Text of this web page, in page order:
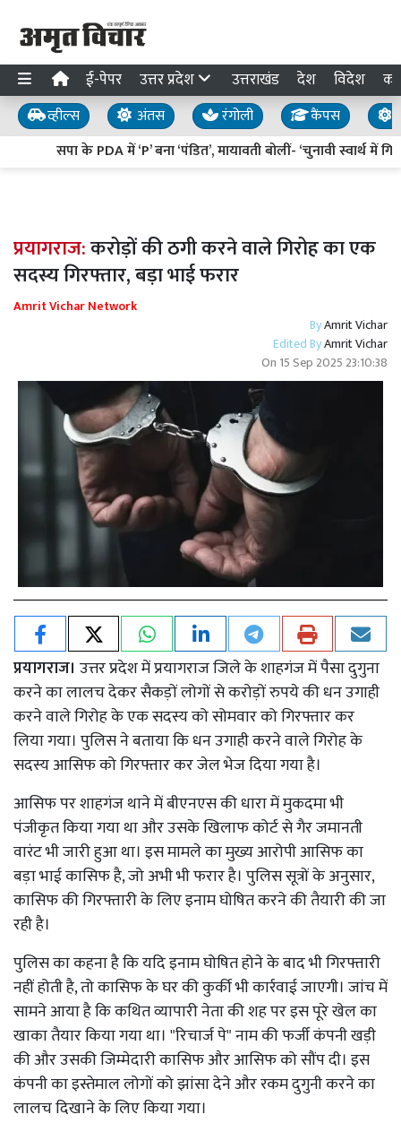
ई-पेपर उत्तर प्रदेश उत्तराखंड देश विदेश
व्हील्स अंतस रंगोली कैंपस
सपा के PDA में ‘P’ बना ‘पंडित’, मायावती बोलीं- ‘चुनावी स्वार्थ में
प्रयागराज:करोड़ों की ठगी करने वाले गिरोह का एक
सदस्य गिरफ्तार, बड़ा भाई फरार
Amrit Vichar Network
ByAmrit Vichar
Edited ByAmrit Vichar
On 15 Sep 2025 23:10:38
प्रयागराज। उत्तर प्रदेश में प्रयागराज जिले के शाहगंज में पैसा दुगुना
करने का लालच देकर सैकड़ों लोगों से करोड़ों रुपये की धन उगाही
करने वाले गिरोह के एक सदस्य को सोमवार को गिरफ्तार कर
लिया गया। पुलिस ने बताया कि धन उगाही करने वाले गिरोह के
सदस्य आसिफ को गिरफ्तार कर जेल भेज दिया गया है।
आसिफ पर शाहगंज थाने में बीएनएस की धारा में मुकदमा भी
पंजीकृत किया गया था और उसके खिलाफ कोर्ट से गैर जमानती
वारंट भी जारी हुआ था। इस मामले का मुख्य आरोपी आसिफ का
बड़ा भाई कासिफ है, जो अभी भी फरार है। पुलिस सूत्रों के अनुसार,
कासिफ की गिरफ्तारी के लिए इनाम घोषित करने की तैयारी की जा
रही है।
पुलिस का कहना है कि यदि इनाम घोषित होने के बाद भी गिरफ्तारी
नहीं होती है, तो कासिफ के घर की कुर्की भी कार्रवाई जाएगी। जांच में
सामने आया है कि कथित व्यापारी नेता की शह पर इस पूरे खेल का
खाका तैयार किया गया था। "रिचार्ज पे" नाम की फर्जी कंपनी खड़ी
की और उसकी जिम्मेदारी कासिफ और आसिफ को सौंप दी। इस
कंपनी का इस्तेमाल लोगों को झांसा देने और रकम दुगुनी करने का
लालच दिखाने के लिए किया गया।